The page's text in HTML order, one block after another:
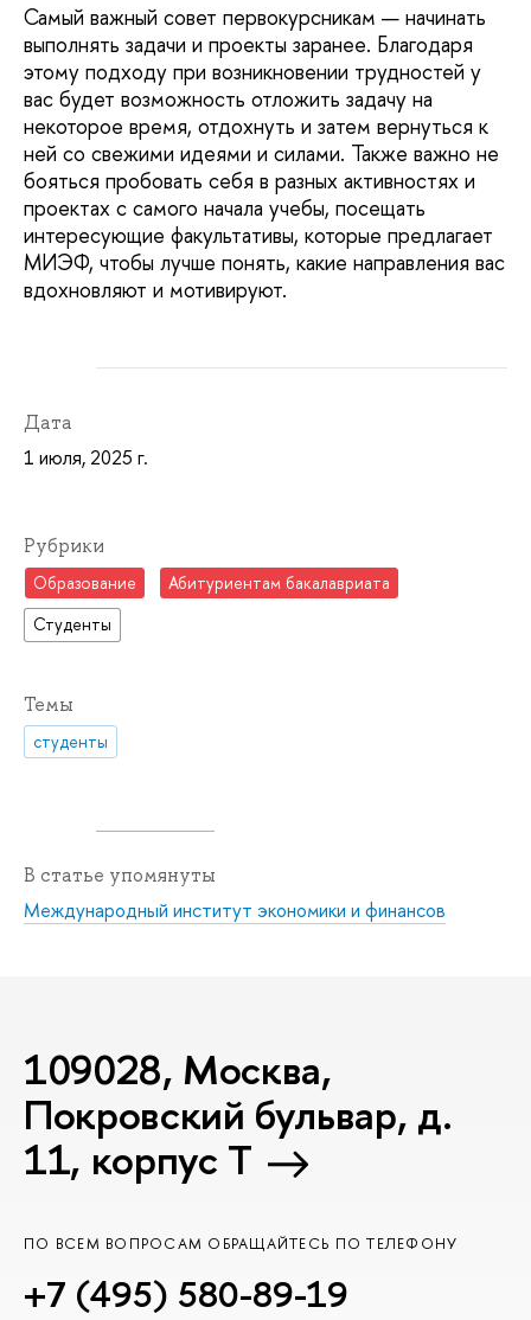
Самый важный совет первокурсникам — начинать
выполнять задачи и проекты заранее. Благодаря
этому подходу при возникновении трудностей у
вас будет возможность отложить задачу на
некоторое время, отдохнуть и затем вернуться к
ней со свежими идеями и силами. Также важно не
бояться пробовать себя в разных активностях и
проектах с самого начала учебы, посещать
интересующие факультативы, которые предлагает
МИЭФ, чтобы лучше понять, какие направления вас
вдохновляют и мотивируют.
Дата
1 июля, 2025 г.
Рубрики
Образование
Абитуриентам бакалавриата
Студенты
Темы
студенты
В статье упомянуты
Международный институт экономики и финансов
109028, Москва,
Покровский бульвар, д.
11, корпус T
ПО ВСЕМ ВОПРОСАМ ОБРАЩАЙТЕСЬ ПО ТЕЛЕФОНУ
+7 (495) 580-89-19